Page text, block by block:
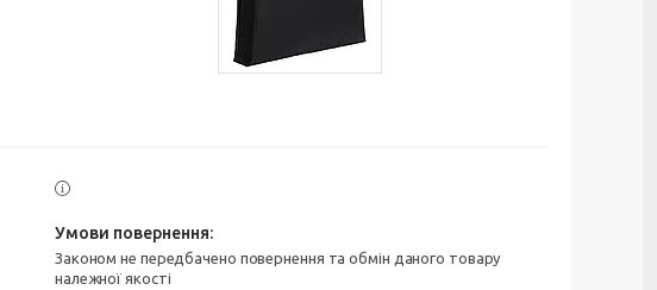
Законом не передбачено повернення та обмін даного товару
належної якості